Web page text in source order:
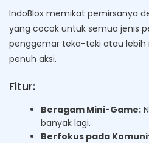
IndoBlox memikat pemirsanya
yang cocok untuk semua jenis
penggemar teka-teki atau
penuh aksi.
Fitur:
Beragam Mini-Game:
banyak lagi.
Berfokus pada